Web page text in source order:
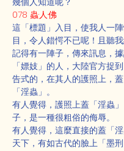
078 蟲·人·佛
這「標題」入目，使我人一
目，令人錯愕不已呢！且聽我
記得有一陣子，傳來訊息，
「嫖妓」的人，大陸官方捉
告式的，在其人的護照上，蓋
「淫蟲」。
有人覺得，護照上蓋「淫蟲
子，是一種很粗俗的侮辱。
有人覺得，這麼直接的蓋「
天下，有如古代的臉上「墨